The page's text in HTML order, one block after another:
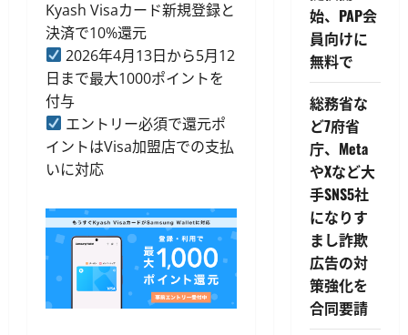
Kyash Visaカード新規登録と
決済で10%還元
2026年4月13日から5月12
日まで最大1000ポイントを
付与
エントリー必須で還元ポ
イントはVisa加盟店での支払
いに対応
始、PAP会
員向けに
無料で
総務省な
ど7府省
庁、Meta
やXなど大
手SNS5社
になりす
まし詐欺
広告の対
策強化を
合同要請